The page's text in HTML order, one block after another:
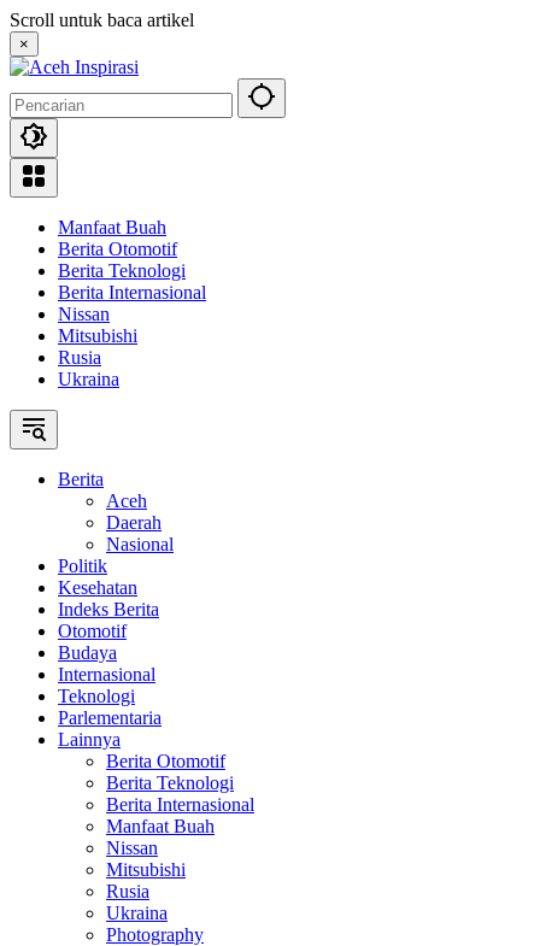
Langsung
ke
konten
Scroll untuk baca artikel
×
Manfaat Buah
Berita Otomotif
Berita Teknologi
Berita Internasional
Nissan
Mitsubishi
Rusia
Ukraina
Berita
Aceh
Daerah
Nasional
Politik
Kesehatan
Indeks Berita
Otomotif
Budaya
Internasional
Teknologi
Parlementaria
Lainnya
Berita Otomotif
Berita Teknologi
Berita Internasional
Manfaat Buah
Nissan
Mitsubishi
Rusia
Ukraina
Photography